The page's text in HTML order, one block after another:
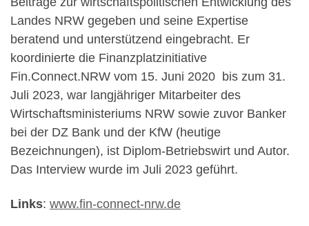
Landes NRW gegeben und seine Expertise
beratend und unterstützend eingebracht. Er
koordinierte die Finanzplatzinitiative
Fin.Connect.NRW vom 15. Juni 2020 bis zum 31.
Juli 2023, war langjähriger Mitarbeiter des
Wirtschaftsministeriums NRW sowie zuvor Banker
bei der DZ Bank und der KfW (heutige
Bezeichnungen), ist Diplom-Betriebswirt und Autor.
Das Interview wurde im Juli 2023 geführt.
Links: www.fin-connect-nrw.de